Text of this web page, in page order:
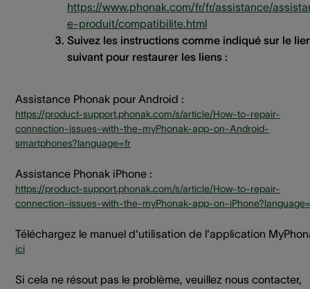
https://www.phonak.com/fr/fr/assistance/
e-produit/compatibilite.html
Suivez les instructions comme indiqué sur le
suivant pour restaurer les liens :
Assistance Phonak pour Android :
https://product-support.phonak.com/s/article/How-to-repair-
connection-issues-with-the-myPhonak-app-on-Android-
smartphones?language=fr
Assistance Phonak iPhone :
https://product-support.phonak.com/s/article/How-to-repair-
connection-issues-with-the-myPhonak-app-on-
Téléchargez le manuel d'utilisation de l'application
ici
Si cela ne résout pas le problème, veuillez nous contacter,